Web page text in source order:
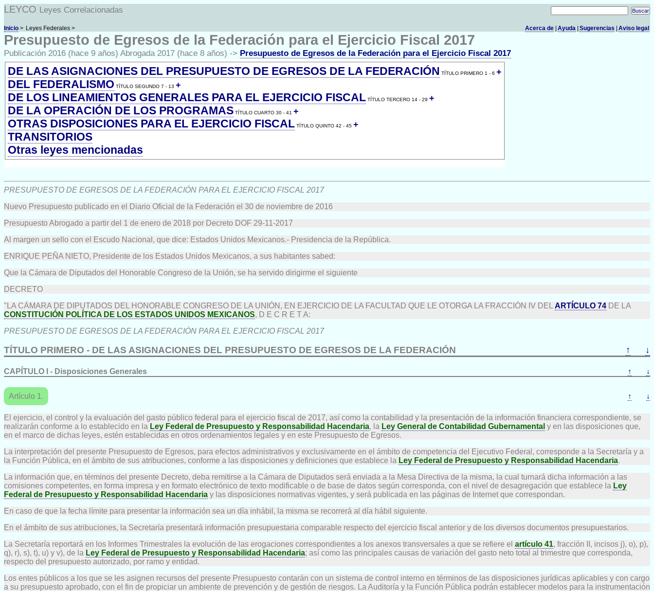
LEYCO Leyes Correlacionadas
Aviso legal
Sugerencias
Ayuda
Acerca de
Inicio > Leyes Federales >
Presupuesto de Egresos de la Federación para el Ejercicio Fiscal 2017
Publicación 2016 (hace 9 años) Abrogada 2017 (hace 8 años) -> Presupuesto de Egresos de la Federación para el Ejercicio Fiscal 2017
DE LAS ASIGNACIONES DEL PRESUPUESTO DE EGRESOS DE LA FEDERACIÓN TÍTULO PRIMERO 1 - 6 +
DEL FEDERALISMO TÍTULO SEGUNDO 7 - 13 +
DE LOS LINEAMIENTOS GENERALES PARA EL EJERCICIO FISCAL TÍTULO TERCERO 14 - 29 +
DE LA OPERACIÓN DE LOS PROGRAMAS TÍTULO CUARTO 30 - 41 +
OTRAS DISPOSICIONES PARA EL EJERCICIO FISCAL TÍTULO QUINTO 42 - 45 +
TRANSITORIOS
Otras leyes mencionadas
PRESUPUESTO DE EGRESOS DE LA FEDERACIÓN PARA EL EJERCICIO FISCAL 2017
Nuevo Presupuesto publicado en el Diario Oficial de la Federación el 30 de noviembre de 2016
Presupuesto Abrogado a partir del 1 de enero de 2018 por Decreto DOF 29-11-2017
Al margen un sello con el Escudo Nacional, que dice: Estados Unidos Mexicanos.- Presidencia de la República.
ENRIQUE PEÑA NIETO, Presidente de los Estados Unidos Mexicanos, a sus habitantes sabed:
Que la Cámara de Diputados del Honorable Congreso de la Unión, se ha servido dirigirme el siguiente
DECRETO
"LA CÁMARA DE DIPUTADOS DEL HONORABLE CONGRESO DE LA UNIÓN, EN EJERCICIO DE LA FACULTAD QUE LE OTORGA LA FRACCIÓN IV DEL ARTÍCULO 74 DE LA
CONSTITUCIÓN POLÍTICA DE LOS ESTADOS UNIDOS MEXICANOS, D E C R E T A:
PRESUPUESTO DE EGRESOS DE LA FEDERACIÓN PARA EL EJERCICIO FISCAL 2017
TÍTULO PRIMERO - DE LAS ASIGNACIONES DEL PRESUPUESTO DE EGRESOS DE LA FEDERACIÓN ↑ ↓
CAPÍTULO I - Disposiciones Generales ↑ ↓
Artículo 1. ↑ ↓
El ejercicio, el control y la evaluación del gasto público federal para el ejercicio fiscal de 2017, así como la contabilidad y la presentación de la información financiera correspondiente, se
realizarán conforme a lo establecido en la Ley Federal de Presupuesto y Responsabilidad Hacendaria, la Ley General de Contabilidad Gubernamental y en las disposiciones que,
en el marco de dichas leyes, estén establecidas en otros ordenamientos legales y en este Presupuesto de Egresos.
La interpretación del presente Presupuesto de Egresos, para efectos administrativos y exclusivamente en el ámbito de competencia del Ejecutivo Federal, corresponde a la Secretaría y a
la Función Pública, en el ámbito de sus atribuciones, conforme a las disposiciones y definiciones que establece la Ley Federal de Presupuesto y Responsabilidad Hacendaria.
La información que, en términos del presente Decreto, deba remitirse a la Cámara de Diputados será enviada a la Mesa Directiva de la misma, la cual turnará dicha información a las
comisiones competentes, en forma impresa y en formato electrónico de texto modificable o de base de datos según corresponda, con el nivel de desagregación que establece la Ley
Federal de Presupuesto y Responsabilidad Hacendaria y las disposiciones normativas vigentes, y será publicada en las páginas de Internet que correspondan.
En caso de que la fecha límite para presentar la información sea un día inhábil, la misma se recorrerá al día hábil siguiente.
En el ámbito de sus atribuciones, la Secretaría presentará información presupuestaria comparable respecto del ejercicio fiscal anterior y de los diversos documentos presupuestarios.
La Secretaría reportará en los Informes Trimestrales la evolución de las erogaciones correspondientes a los anexos transversales a que se refiere el artículo 41, fracción II, incisos j), o), p),
q), r), s), t), u) y v), de la Ley Federal de Presupuesto y Responsabilidad Hacendaria; así como las principales causas de variación del gasto neto total al trimestre que corresponda,
respecto del presupuesto autorizado, por ramo y entidad.
Los entes públicos a los que se les asignen recursos del presente Presupuesto contarán con un sistema de control interno en términos de las disposiciones jurídicas aplicables y con cargo
a su presupuesto aprobado, con el fin de propiciar un ambiente de prevención y de gestión de riesgos. La Auditoría y la Función Pública podrán establecer modelos para la instrumentación